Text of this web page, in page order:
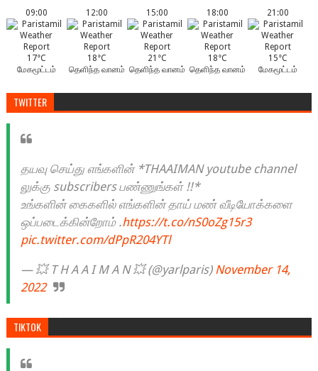
09:00
17°C
மேகமூட்டம்
12:00
18°C
தெளிந்த வானம்
15:00
21°C
தெளிந்த வானம்
18:00
18°C
தெளிந்த வானம்
21:00
15°C
மேகமூட்டம்
TWITTER
தயவு செய்து எங்களின் *THAAIMAN youtube channel
லுக்கு subscribers பண்ணுங்கள் !!*
உங்களின் கைகளில் எங்களின் தாய் மண் வீடியோக்களை
ஒப்படைக்கின்றோம் .https://t.co/nS0oZg15r3
pic.twitter.com/dPpR204YTl
— 💥 T H A A I M A N 💥 (@yarlparis) November 14,
2022
TIKTOK